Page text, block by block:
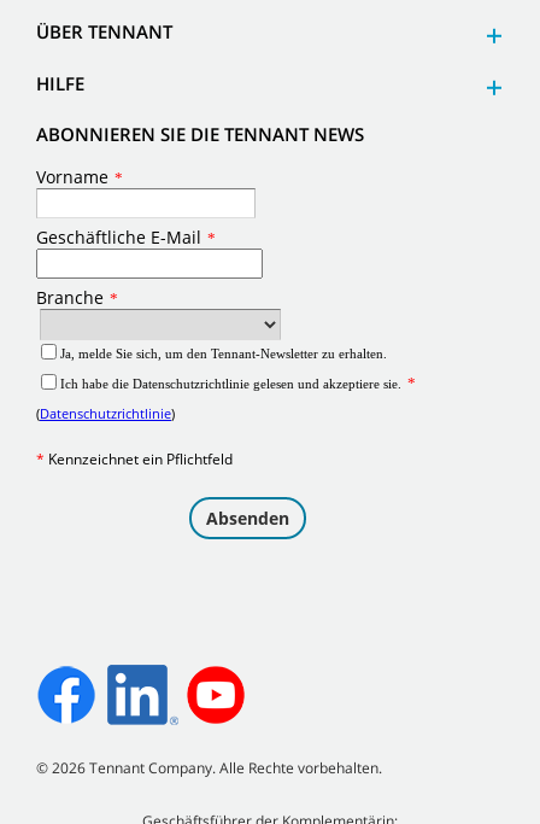
ÜBER TENNANT
HILFE
ABONNIEREN SIE DIE TENNANT NEWS
©2026Tennant Company. Alle Rechte vorbehalten.